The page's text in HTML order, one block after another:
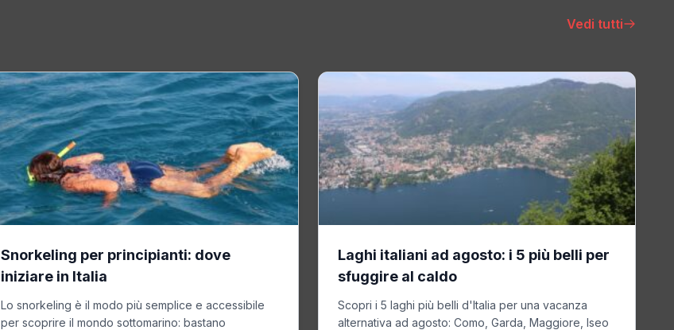
Vedi tutti
Snorkeling per principianti: dove
iniziare in Italia
Lo snorkeling è il modo più semplice e accessibile
per scoprire il mondo sottomarino: bastano
Laghi italiani ad agosto: i 5 più belli per
sfuggire al caldo
Scopri i 5 laghi più belli d'Italia per una vacanza
alternativa ad agosto: Como, Garda, Maggiore, Iseo